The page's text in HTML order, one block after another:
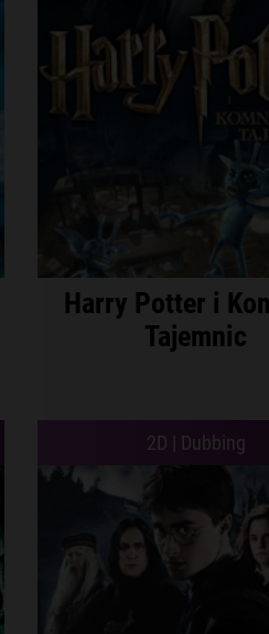
Harry Potter i
Tajemnic
2D | Dubbing